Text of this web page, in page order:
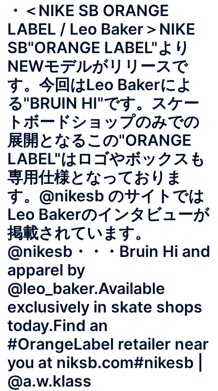
・＜NIKE SB ORANGE
LABEL / Leo Baker＞NIKE
SB"ORANGE LABEL"より
NEWモデルがリリースで
す。今回はLeo Bakerによ
る"BRUIN HI"です。スケー
トボードショップのみでの
展開となるこの"ORANGE
LABEL"はロゴやボックスも
専用仕様となっておりま
す。@nikesb のサイトでは
Leo Bakerのインタビューが
掲載されています。
@nikesb・・・Bruin Hi and
apparel by
@leo_baker.Available
exclusively in skate shops
today.Find an
#OrangeLabel retailer near
you at niksb.com#nikesb |
@a.w.klass